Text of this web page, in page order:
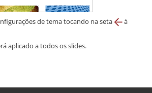
de tema tocando na seta
à
aplicado a todos os slides.